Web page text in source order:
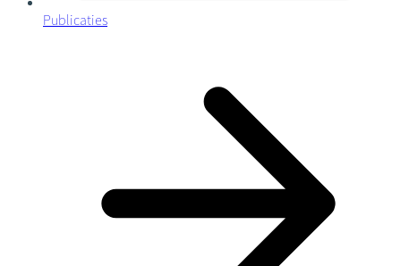
Publicaties